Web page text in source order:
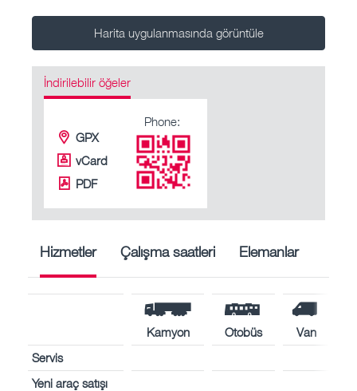
Harita uygulanmasında görüntüle
İndirilebilir öğeler
GPX
vCard
PDF
Phone:
Hizmetler Çalışma saatleri Elemanlar
Kamyon Otobüs
Van
Servis
Yeni araç satışı